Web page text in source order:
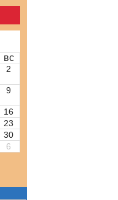
вс
2
9
16
23
30
6